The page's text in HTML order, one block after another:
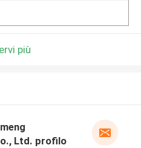
più
Ltd. profilo